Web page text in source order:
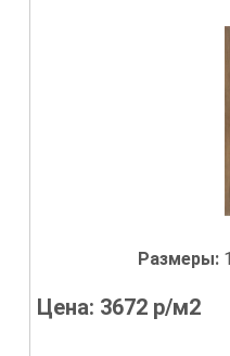
Размеры:
Цена: 3672 р/м2